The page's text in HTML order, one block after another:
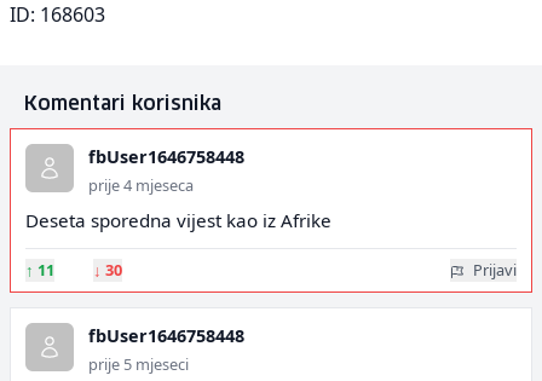
ID: 168603
Komentari korisnika
fbUser1646758448
prije 4 mjeseca
Deseta sporedna vijest kao iz Afrike
↑ 11 ↓ 30 Prijavi
fbUser1646758448
prije 5 mjeseci